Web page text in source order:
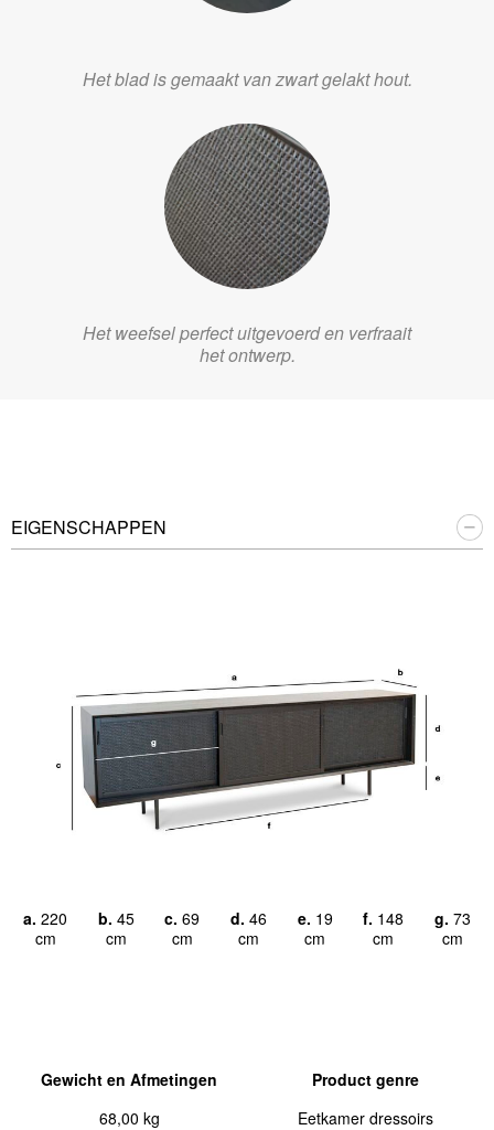
Het blad is gemaakt van zwart gelakt hout.
Het weefsel perfect uitgevoerd en verfraait
het ontwerp.
EIGENSCHAPPEN
a. 220
cm
b. 45
cm
c. 69
cm
d. 46
cm
e. 19
cm
f. 148
cm
g. 73
cm
Gewicht en Afmetingen
68,00 kg
Product genre
Eetkamer dressoirs